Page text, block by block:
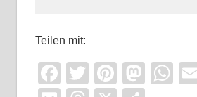
Teilen mit:
Facebook
TwitterPinterest